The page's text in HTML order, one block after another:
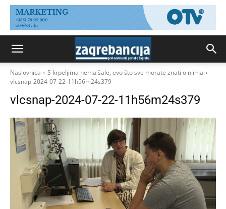
Naslovnica
S krpeljima nema šale, evo što sve morate znati o njima
vlcsnap-2024-07-22-11h56m24s379
vlcsnap-2024-07-22-11h56m24s379